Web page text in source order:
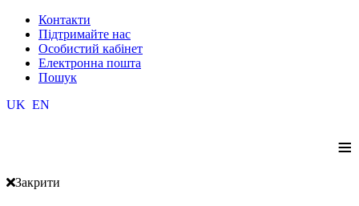
Контакти
Підтримайте нас
Особистий кабінет
Електронна пошта
Пошук
UK EN
≡
Закрити